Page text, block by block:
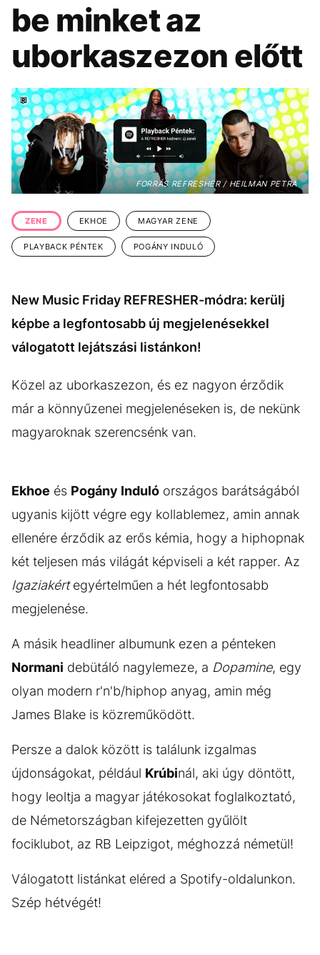
ÉLETMÓD DESIGN
BESZÉLGETÉSEK ARCOK
VIDEÓ TÖRTÉNETEK
GASZTRO
be minket az
uborkaszezon előtt
FORRÁS REFRESHER / HEILMAN PETRA
ZENE EKHOE MAGYAR ZENE
PLAYBACK PÉNTEK POGÁNY INDULÓ
New Music Friday REFRESHER-módra: kerülj
képbe a legfontosabb új megjelenésekkel
válogatott lejátszási listánkon!
Közel az uborkaszezon, és ez nagyon érződik
már a könnyűzenei megjelenéseken is, de nekünk
magyaroknak szerencsénk van.
Ekhoe és Pogány Induló országos barátságából
ugyanis kijött végre egy kollablemez, amin annak
ellenére érződik az erős kémia, hogy a hiphopnak
két teljesen más világát képviseli a két rapper. Az
Igaziakértegyértelműen a hét legfontosabb
megjelenése.
A másik headliner albumunk ezen a pénteken
Normani debütáló nagylemeze, a Dopamine, egy
olyan modern r'n'b/hiphop anyag, amin még
James Blake is közreműködött.
Persze a dalok között is találunk izgalmas
újdonságokat, például Krúbinál, aki úgy döntött,
hogy leoltja a magyar játékosokat foglalkoztató,
de Németországban kifejezetten gyűlölt
fociklubot, az RB Leipzigot, méghozzá németül!
Válogatott listánkat eléred a Spotify-oldalunkon.
Szép hétvégét!